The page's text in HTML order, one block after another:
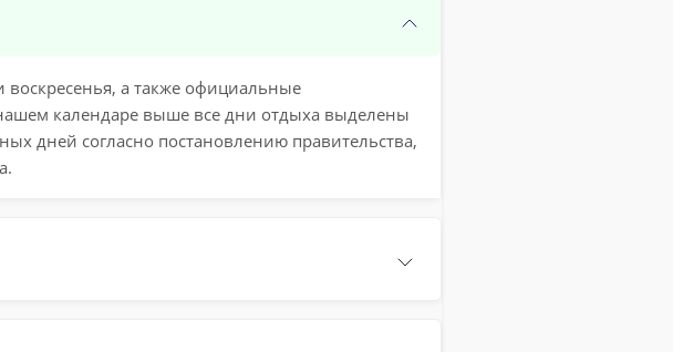
воскресенья, а также официальные
календаре выше все дни отдыха выделены
дней согласно постановлению правительства,